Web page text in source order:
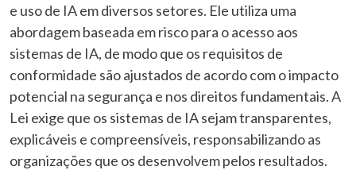
e uso de IA em diversos setores. Ele utiliza uma
abordagem baseada em risco para o acesso aos
sistemas de IA, de modo que os requisitos de
conformidade são ajustados de acordo com o impacto
potencial na segurança e nos direitos fundamentais. A
Lei exige que os sistemas de IA sejam transparentes,
explicáveis e compreensíveis, responsabilizando as
organizações que os desenvolvem pelos resultados.